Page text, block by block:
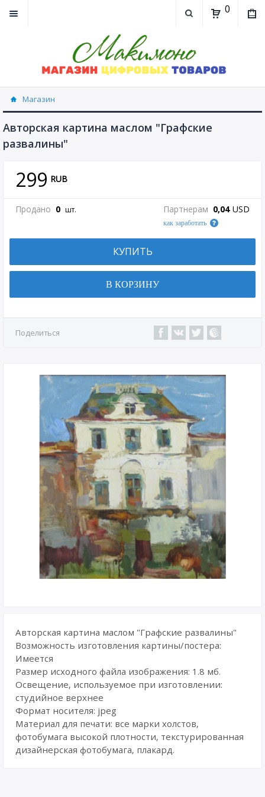
0
Магазин
Авторская картина маслом "Графские
развалины"
299 RUB
Продано 0 шт. Партнерам 0,04 USD
как заработать
КУПИТЬ
В КОРЗИНУ
Поделиться
Авторская картина маслом "Графские развалины"
Возможность изготовления картины/постера:
Имеется
Размер исходного файла изображения: 1.8 мб.
Освещение, используемое при изготовлении:
студийное верхнее
Формат носителя: jpeg
Материал для печати: все марки холстов,
фотобумага высокой плотности, текстурированная
дизайнерская фотобумага, плакард.